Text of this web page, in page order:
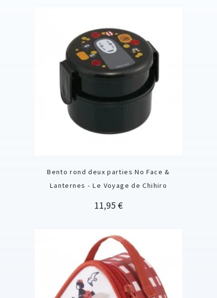
Bento rond deux parties No Face &
Lanternes - Le Voyage de Chihiro
Prix
11,95 €